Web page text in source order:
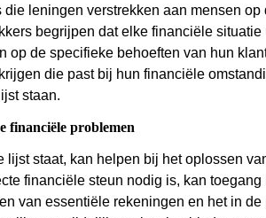
leningen verstrekken aan mensen
begrijpen dat elke financiële
op de specifieke behoeften van hun
die past bij hun financiële
staan.
financiële problemen
lijst staat, kan helpen bij het oplossen
financiële steun nodig is, kan
van essentiële rekeningen en het in